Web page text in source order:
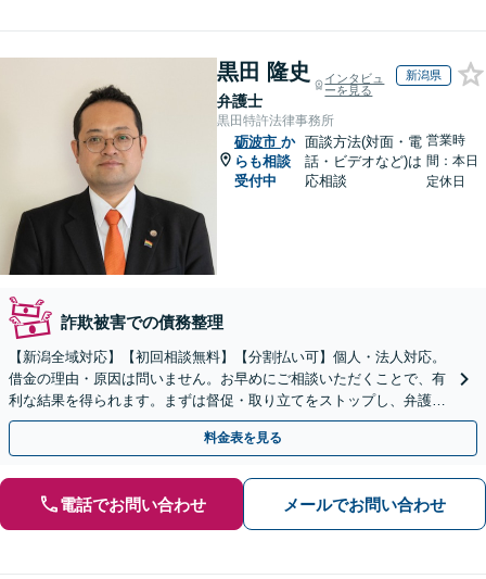
黒田 隆史
弁護士
インタビュ
ーを見る
新潟県
黒田特許法律事務所
砺波市 か
らも相談
受付中
面談方法(対面・電
話・ビデオなど)は
応相談
営業時
間：本日
定休日
詐欺被害での債務整理
【新潟全域対応】【初回相談無料】【分割払い可】個人・法人対応。
借金の理由・原因は問いません。お早めにご相談いただくことで、有
利な結果を得られます。まずは督促・取り立てをストップし、弁護士
とともに最善の解決策を話し合いましょう。【駐車場有】
料金表を見る
電話でお問い合わせ メールでお問い合わせ